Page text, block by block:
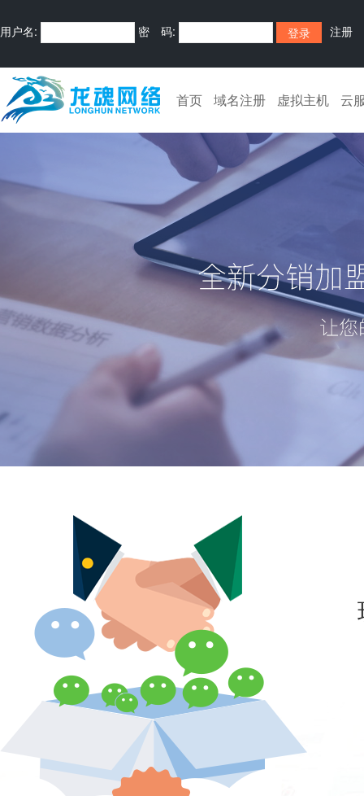
用户名: 密 码: 注册
首页 域名注册 虚拟主机 云